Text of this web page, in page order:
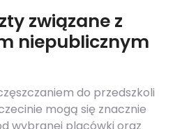
związane z
niepublicznym
do przedszkoli
mogą się znacznie